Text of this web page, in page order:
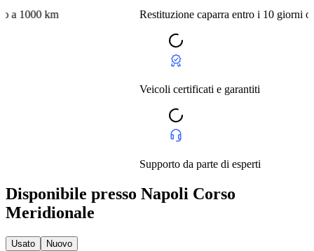
Restituzione caparra entro i 10 giorni o a 1000 km
Veicoli certificati e garantiti
Supporto da parte di esperti
Disponibile presso Napoli Corso
Meridionale
Usato Nuovo